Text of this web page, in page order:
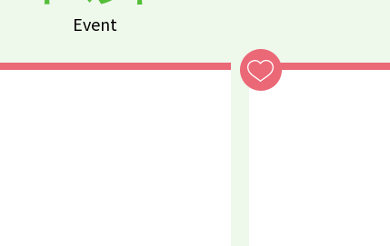
Event